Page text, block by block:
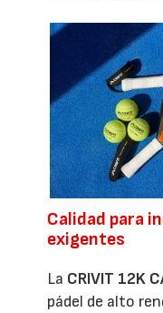
Calidad para
exigentes
La CRIVIT 12K
pádel de alto